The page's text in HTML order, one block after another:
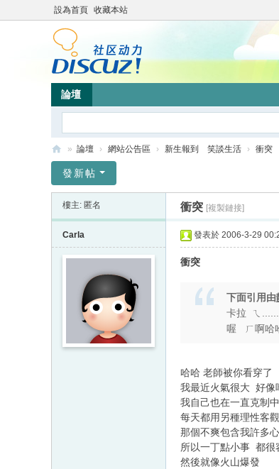
設為首頁 收藏本站
論壇
竹
» 論壇 › 網站公告區 › 新生報到 笑談生活 › 衝突
發新帖
樓主: 匿名 衝突 [複製鏈接]
Carla 發表於 2006-3-29
衝突
下面引用由
卡拉 ㄟ
喔 ㄏ啊哈
哈哈 老師被你看穿了
我最近火氣很大 好像
我自己也在一直克制
每天都用另種理性客
那個不爽包含我許多
所以一丁點小事 都很
然後就像火山爆發